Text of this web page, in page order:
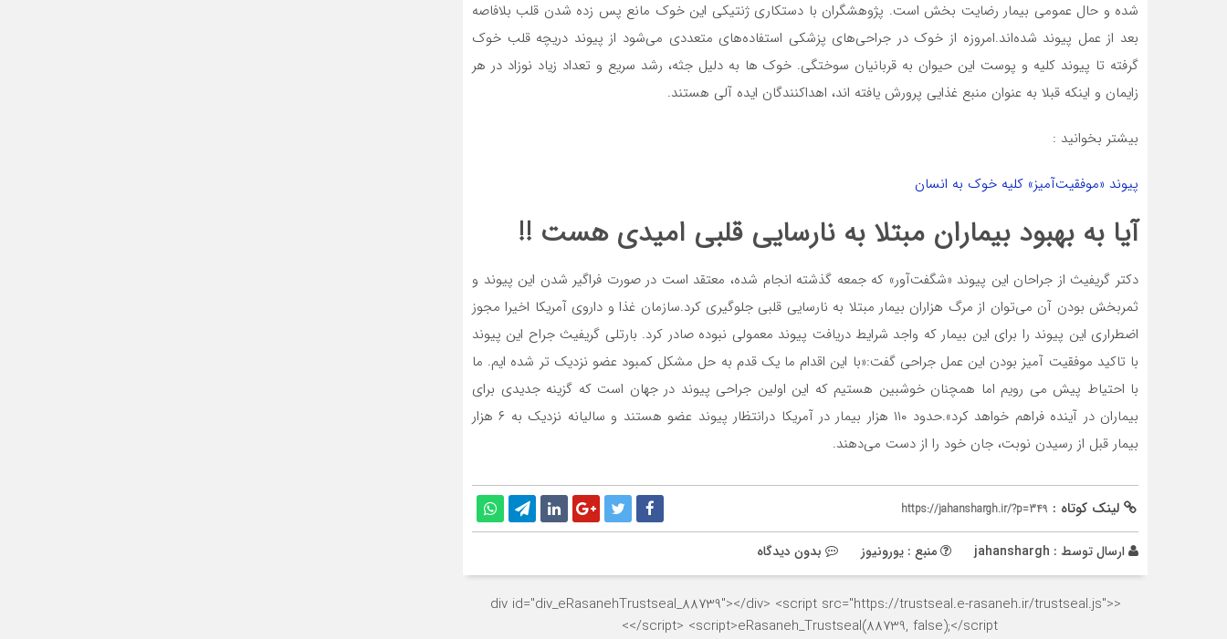
شده و حال عمومی بیمار رضایت بخش است. پژوهشگران با دستکاری ژنتیکی این خوک مانع پس زده شدن قلب بلافاصه
بعد از عمل پیوند شده‌اند.امروزه از خوک در جراحی‌های پزشکی استفاده‌های متعددی می‌شود از پیوند دریچه‌ قلب خوک
گرفته تا پیوند کلیه و پوست این حیوان به قربانیان سوختگی. خوک ها به دلیل جثه، رشد سریع و تعداد زیاد نوزاد در هر
زایمان و اینکه قبلا به عنوان منبع غذایی پرورش یافته اند، اهداکنندگان ایده آلی هستند.
بیشتر بخوانید :
پیوند «موفقیت‌آمیز» کلیه خوک به انسان
آیا به بهبود بیماران مبتلا به نارسایی قلبی امیدی هست !!
دکتر گریفیث از جراحان این پیوند «شگفت‌آور» که جمعه گذشته انجام شده، معتقد است در صورت فراگیر شدن این پیوند و
ثمربخش بودن آن می‌توان از مرگ هزاران بیمار مبتلا به نارسایی قلبی جلوگیری کرد.سازمان غذا و داروی آمریکا اخیرا مجوز
اضطراری این پیوند را برای این بیمار که واجد شرایط دریافت پیوند معمولی نبوده صادر کرد. بارتلی گریفیث جراح این پیوند
با تاکید موفقیت آمیز بودن این عمل جراحی گفت:«با این اقدام ما یک قدم به حل مشکل کمبود عضو نزدیک تر شده ایم. ما
با احتیاط پیش می رویم اما همچنان خوشبین هستیم که این اولین جراحی پیوند در جهان است که گزینه جدیدی برای
بیماران در آینده فراهم خواهد کرد».حدود ۱۱۰ هزار بیمار در آمریکا درانتظار پیوند عضو هستند و سالیانه نزدیک به ۶ هزار
بیمار قبل از رسیدن نوبت، جان خود را از دست می‌دهند.
لینک کوتاه : https://jahanshargh.ir/?p=349
ارسال توسط : jahanshargh منبع : یورونیوز بدون دیدگاه
<div id="div_eRasanehTrustseal_88739"></div> <script src="https://trustseal.e-rasaneh.ir/trustseal.js">
</script> <script>eRasaneh_Trustseal(88739, false);</script>